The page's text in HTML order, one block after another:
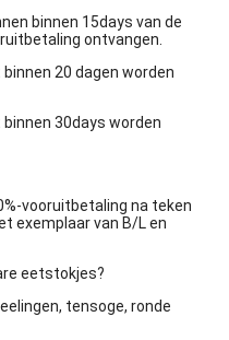
binnen 15days van de
ontvangen.
20 dagen worden
30days worden
vooruitbetaling na teken
exemplaar van B/L en
eetstokjes?
tensoge, ronde